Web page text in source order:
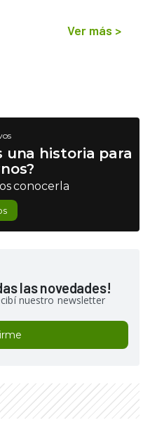
Ver más >
una historia para
conocerla
las novedades!
nuestro newsletter